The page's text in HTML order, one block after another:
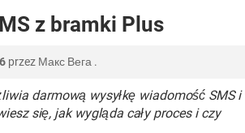
z bramki Plus
przez Макс Вега .
darmową wysyłkę wiadomość SMS i
się, jak wygląda cały proces i czy